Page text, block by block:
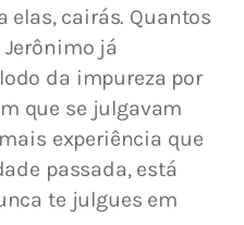
elas, cairás. Quantos
já
da impureza por
que se julgavam
experiência que
passada, está
te julgues em